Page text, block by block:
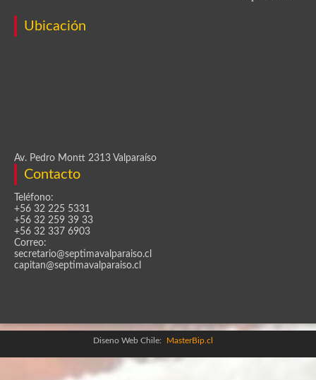
Ubicación
Av. Pedro Montt 2313 Valparaíso
Contacto
Teléfono:
+56 32 225 5331
+56 32 259 39 33
+56 32 337 6903
Correo:
secretario@septimavalparaiso.cl
capitan@septimavalparaiso.cl
Diseno Web Chile: MasterBip.cl